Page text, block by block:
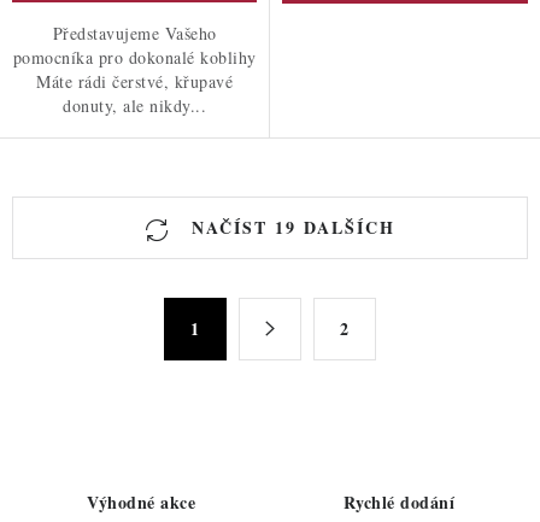
Představujeme Vašeho
pomocníka pro dokonalé koblihy
Máte rádi čerstvé, křupavé
donuty, ale nikdy...
O
l
NAČÍST 19 DALŠÍCH
1 2
Výhodné akce Rychlé dodání